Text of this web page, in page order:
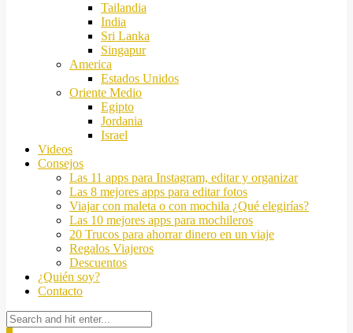
Tailandia
India
Sri Lanka
Singapur
America
Estados Unidos
Oriente Medio
Egipto
Jordania
Israel
Videos
Consejos
Las 11 apps para Instagram, editar y organizar
Las 8 mejores apps para editar fotos
Viajar con maleta o con mochila ¿Qué elegirías?
Las 10 mejores apps para mochileros
20 Trucos para ahorrar dinero en un viaje
Regalos Viajeros
Descuentos
¿Quién soy?
Contacto